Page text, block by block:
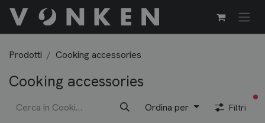
Passa al contenuto
Prodotti Cooking accessories
Cooking accessories
Ordina per Filtri